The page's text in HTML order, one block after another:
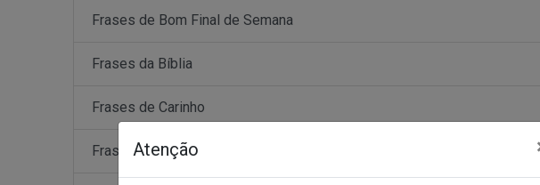
Atenção
Frases de Bom Final de Semana
Frases da Bíblia
Frases de Carinho
Frases de Deus